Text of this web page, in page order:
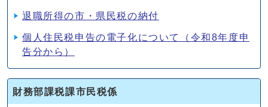
退職所得の市・県民税の納付
個人住民税申告の電子化について（令和8年度申
告分から）
財務部課税課市民税係